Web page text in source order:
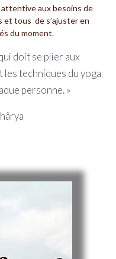
aux besoins de
et tous de s’ajuster en
du moment.
doit se plier aux
les techniques du yoga
personne. »